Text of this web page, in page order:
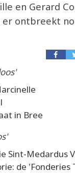
en Gerard
er ontbreekt
in Bree
Sint-Medardus
de 'Fonderies